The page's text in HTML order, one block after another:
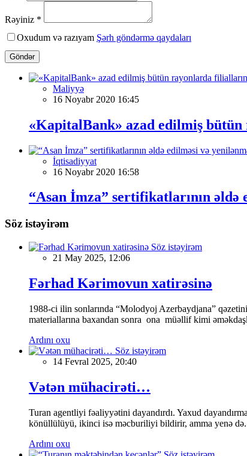
Rəyiniz *
Oxudum və razıyam Şərh göndərmə qaydaları
Göndər
Maliyyə
16 Noyabr 2020 16:45
«KapitalBank» azad edilmiş
İqtisadiyyat
16 Noyabr 2020 16:58
“Asan İmza” sertifikatlarının
Söz istəyirəm
Söz istəyirəm
21 May 2025, 12:06
Fərhad Kərimovun xatirəsinə
1988-ci ilin sonlarında “Molodyoj Azerbaydjana”
materiallarına baxandan sonra ona müəllif kimi
Ardını oxu
Söz istəyirəm
14 Fevral 2025, 20:40
Vətən mühacirəti…
Turan agentliyi fəaliyyətini dayandırdı. Yaxud
könüllülüyü, ikinci isə məcburiliyi bildirir, amma yenə də.
Ardını oxu